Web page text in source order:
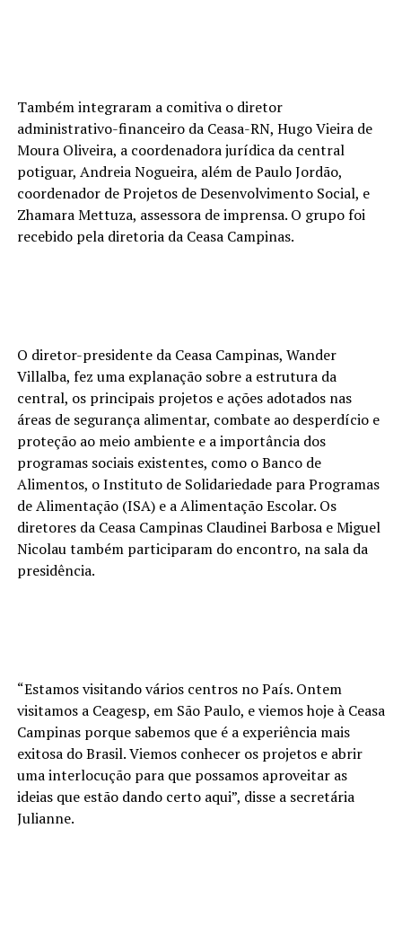
Também integraram a comitiva o diretor
administrativo-financeiro da Ceasa-RN, Hugo Vieira de
Moura Oliveira, a coordenadora jurídica da central
potiguar, Andreia Nogueira, além de Paulo Jordão,
coordenador de Projetos de Desenvolvimento Social, e
Zhamara Mettuza, assessora de imprensa. O grupo foi
recebido pela diretoria da Ceasa Campinas.
O diretor-presidente da Ceasa Campinas, Wander
Villalba, fez uma explanação sobre a estrutura da
central, os principais projetos e ações adotados nas
áreas de segurança alimentar, combate ao desperdício e
proteção ao meio ambiente e a importância dos
programas sociais existentes, como o Banco de
Alimentos, o Instituto de Solidariedade para Programas
de Alimentação (ISA) e a Alimentação Escolar. Os
diretores da Ceasa Campinas Claudinei Barbosa e Miguel
Nicolau também participaram do encontro, na sala da
presidência.
“Estamos visitando vários centros no País. Ontem
visitamos a Ceagesp, em São Paulo, e viemos hoje à Ceasa
Campinas porque sabemos que é a experiência mais
exitosa do Brasil. Viemos conhecer os projetos e abrir
uma interlocução para que possamos aproveitar as
ideias que estão dando certo aqui”, disse a secretária
Julianne.